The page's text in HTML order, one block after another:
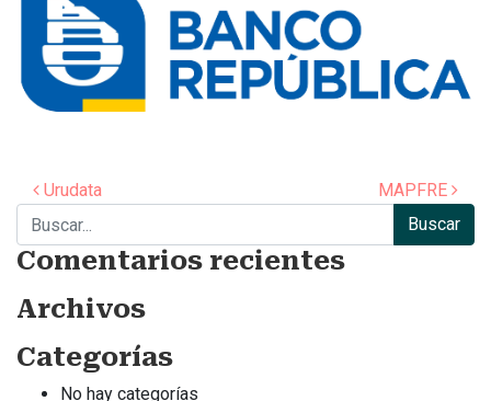
Navegación de entradas
Urudata
MAPFRE
Buscar:
Comentarios recientes
Archivos
Categorías
No hay categorías